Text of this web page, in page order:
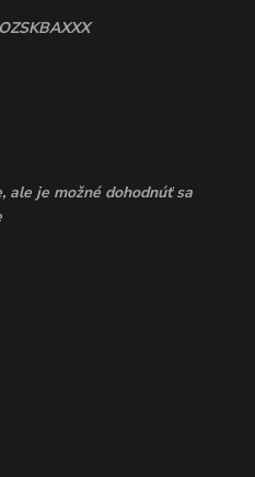
ale je možné dohodnúť sa